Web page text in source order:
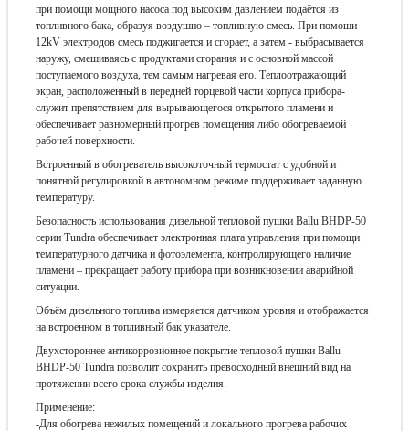
при помощи мощного насоса под высоким давлением подаётся из
топливного бака, образуя воздушно – топливную смесь. При помощи
12kV электродов смесь поджигается и сгорает, а затем - выбрасывается
наружу, смешиваясь с продуктами сгорания и с основной массой
поступаемого воздуха, тем самым нагревая его. Теплоотражающий
экран, расположенный в передней торцевой части корпуса прибора-
служит препятствием для вырывающегося открытого пламени и
обеспечивает равномерный прогрев помещения либо обогреваемой
рабочей поверхности.
Встроенный в обогреватель высокоточный термостат с удобной и
понятной регулировкой в автономном режиме поддерживает заданную
температуру.
Безопасность использования дизельной тепловой пушки Ballu BHDP-50
серии Tundra обеспечивает электронная плата управления при помощи
температурного датчика и фотоэлемента, контролирующего наличие
пламени – прекращает работу прибора при возникновении аварийной
ситуации.
Объём дизельного топлива измеряется датчиком уровня и отображается
на встроенном в топливный бак указателе.
Двухстороннее антикоррозионное покрытие тепловой пушки Ballu
BHDP-50 Tundra позволит сохранить превосходный внешний вид на
протяжении всего срока службы изделия.
Применение:
-Для обогрева нежилых помещений и локального прогрева рабочих